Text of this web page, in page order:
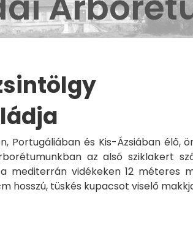
Portugáliában és Kis-Ázsiában
az alsó sziklakert
mediterrán vidékeken 12 méteres
hosszú, tüskés kupacsot viselő